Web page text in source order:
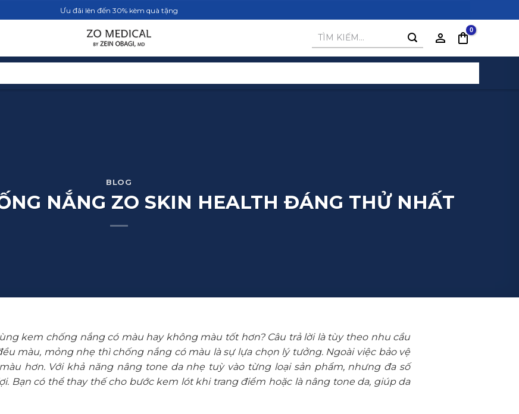
Ưu đãi lên đến 30% kèm quà tặng
Tìm
BLOG
NẮNG ZO SKIN HEALTH ĐÁNG THỬ NHẤT
kem chống nắng có màu hay không màu tốt hơn? Câu trả lời là tùy theo nhu cầu
màu, mỏng nhẹ thì chống nắng có màu là sự lựa chọn lý tưởng. Ngoài việc bảo vệ
hơn. Với khả năng nâng tone da nhẹ tuỳ vào từng loại sản phẩm, nhưng đa số
Bạn có thể thay thế cho bước kem lót khi trang điểm hoặc là nâng tone da, giúp da